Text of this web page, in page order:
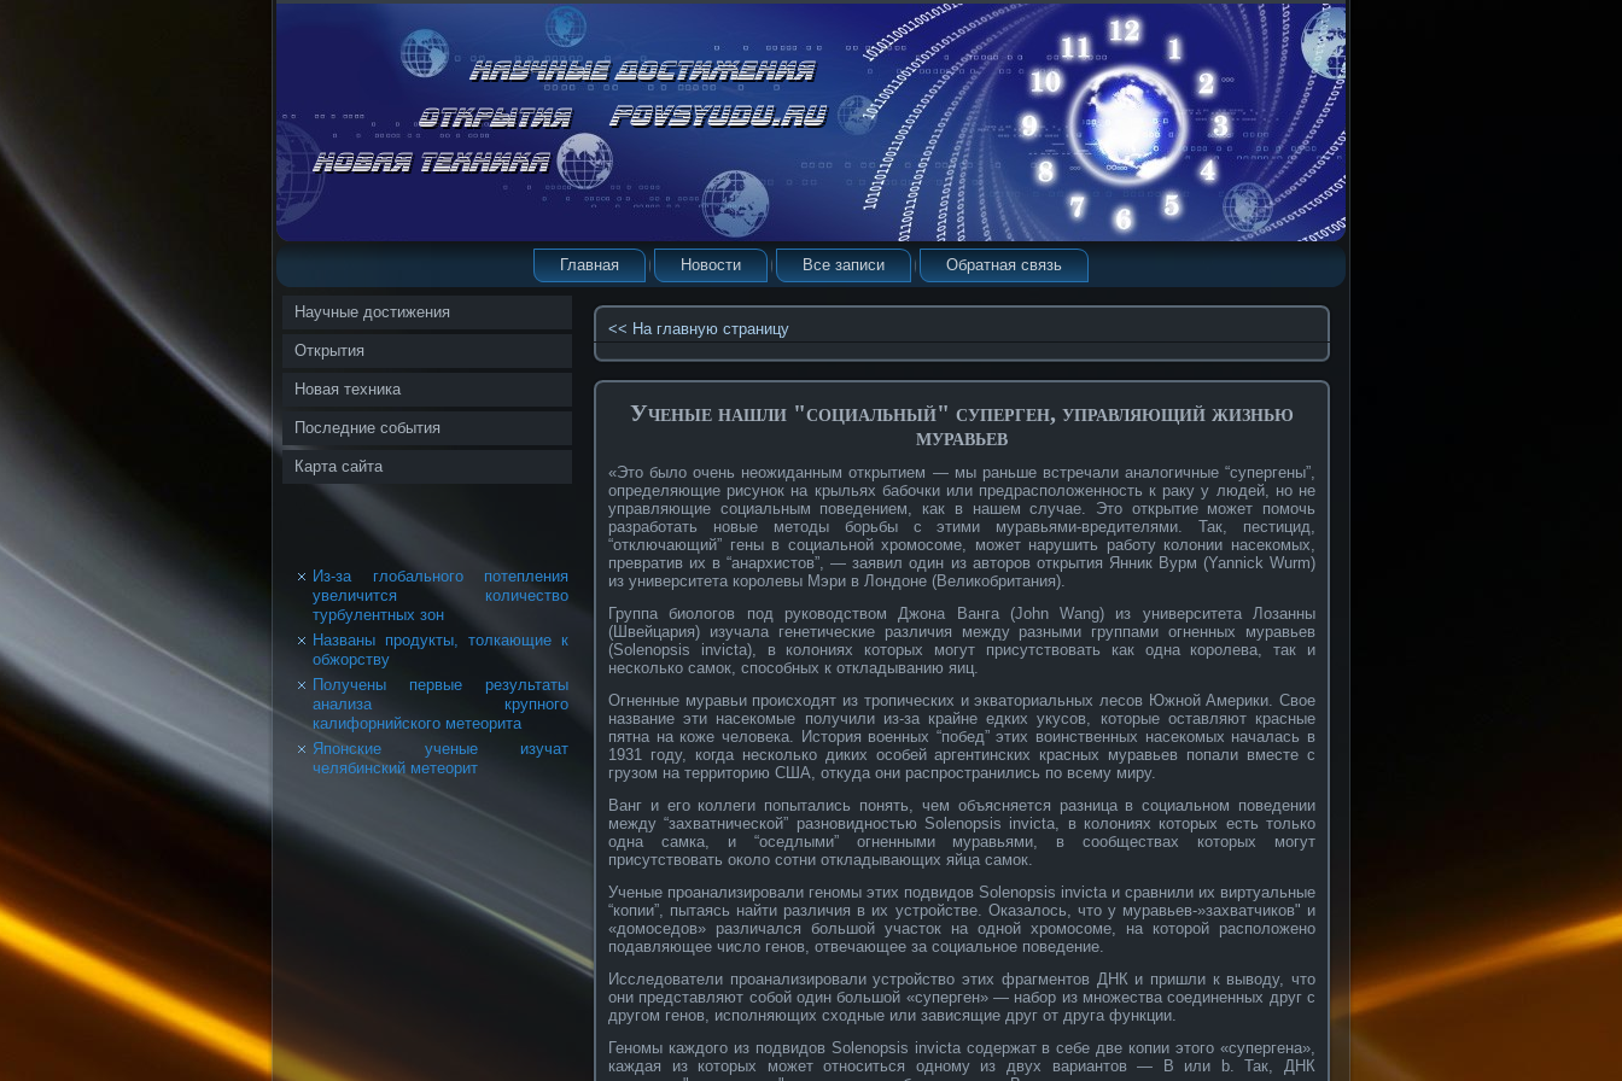
Главная Новости Все записи Обратная связь
Научные достижения
Открытия
Новая техника
Последние события
Карта сайта
Из-за глобального потепления
увеличится количество
турбулентных зон
Названы продукты, толкающие к
обжорству
Получены первые результаты
анализа крупного
калифорнийского метеорита
Японские ученые изучат
челябинский метеорит
<< На главную страницу
Ученые нашли "социальный" суперген, управляющий жизнью
муравьев
«Это было очень неожиданным открытием — мы раньше встречали аналогичные “супергены”,
определяющие рисунок на крыльях бабочки или предрасположенность к раку у людей, но не
управляющие социальным поведением, как в нашем случае. Это открытие может помочь
разработать новые методы борьбы с этими муравьями-вредителями. Так, пестицид,
“отключающий” гены в социальной хромосоме, может нарушить работу колонии насекомых,
превратив их в “анархистов”, — заявил один из авторов открытия Янник Вурм (Yannick Wurm)
из университета королевы Мэри в Лондоне (Великобритания).
Группа биологов под руководством Джона Ванга (John Wang) из университета Лозанны
(Швейцария) изучала генетические различия между разными группами огненных муравьев
(Solenopsis invicta), в колониях которых могут присутствовать как одна королева, так и
несколько самок, способных к откладыванию яиц.
Огненные муравьи происходят из тропических и экваториальных лесов Южной Америки. Свое
название эти насекомые получили из-за крайне едких укусов, которые оставляют красные
пятна на коже человека. История военных “побед” этих воинственных насекомых началась в
1931 году, когда несколько диких особей аргентинских красных муравьев попали вместе с
грузом на территорию США, откуда они распространились по всему миру.
Ванг и его коллеги попытались понять, чем объясняется разница в социальном поведении
между “захватнической” разновидностью Solenopsis invicta, в колониях которых есть только
одна самка, и “оседлыми” огненными муравьями, в сообществах которых могут
присутствовать около сотни откладывающих яйца самок.
Ученые проанализировали геномы этих подвидов Solenopsis invicta и сравнили их виртуальные
“копии”, пытаясь найти различия в их устройстве. Оказалось, что у муравьев-»захватчиков" и
«домоседов» различался большой участок на одной хромосоме, на которой расположено
подавляющее число генов, отвечающее за социальное поведение.
Исследователи проанализировали устройство этих фрагментов ДНК и пришли к выводу, что
они представляют собой один большой «суперген» — набор из множества соединенных друг с
другом генов, исполняющих сходные или зависящие друг от друга функции.
Геномы каждого из подвидов Solenopsis invicta содержат в себе две копии этого «супергена»,
каждая из которых может относиться одному из двух вариантов — B или b. Так, ДНК